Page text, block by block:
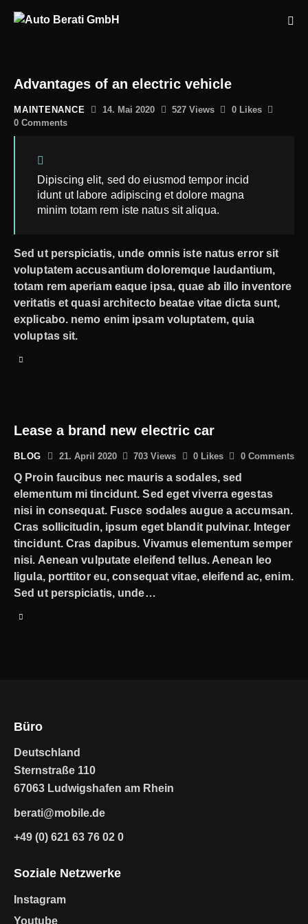
Advantages of an electric vehicle
MAINTENANCE 14. Mai 2020 527 Views 0 Likes
0 Comments
Dipiscing elit, sed do eiusmod tempor incid
idunt ut labore adipiscing et dolore magna
minim totam rem iste natus sit aliqua.
Sed ut perspiciatis, unde omnis iste natus error sit
voluptatem accusantium doloremque laudantium,
totam rem aperiam eaque ipsa, quae ab illo inventore
veritatis et quasi architecto beatae vitae dicta sunt,
explicabo. nemo enim ipsam voluptatem, quia
voluptas sit.
Lease a brand new electric car
BLOG 21. April 2020 703 Views 0 Likes 0 Comments
Q Proin faucibus nec mauris a sodales, sed
elementum mi tincidunt. Sed eget viverra egestas
nisi in consequat. Fusce sodales augue a accumsan.
Cras sollicitudin, ipsum eget blandit pulvinar. Integer
tincidunt. Cras dapibus. Vivamus elementum semper
nisi. Aenean vulputate eleifend tellus. Aenean leo
ligula, porttitor eu, consequat vitae, eleifend ac, enim.
Sed ut perspiciatis, unde…
Büro
Deutschland
Sternstraße 110
67063 Ludwigshafen am Rhein
berati@mobile.de
+49 (0) 621 63 76 02 0
Soziale Netzwerke
Instagram
Youtube